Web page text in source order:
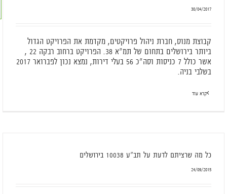
30/04/2017
קבוצת מנוס, חברת ניהול פרויקטים, מקדמת את הפרויקט הגדול
ביותר בירושלים בתחום של תמ"א 38. הפרויקט ברחוב רבקה 22 ,
אשר כולל 7 כניסות וסה"כ 56 בעלי דירות, נמצא נכון לפברואר 2017
בשלבי בניה.
קרא עוד
כל מה שרציתם לדעת על תב"ע 10038 בירושלים
24/09/2015